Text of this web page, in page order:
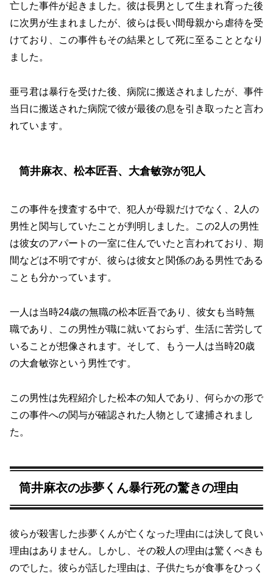
亡した事件が起きました。彼は長男として生まれ育った後
に次男が生まれましたが、彼らは長い間母親から虐待を受
けており、この事件もその結果として死に至ることとなり
ました。
亜弓君は暴行を受けた後、病院に搬送されましたが、事件
当日に搬送された病院で彼が最後の息を引き取ったと言わ
れています。
筒井麻衣、松本匠吾、大倉敏弥が犯人
この事件を捜査する中で、犯人が母親だけでなく、2人の
男性と関与していたことが判明しました。この2人の男性
は彼女のアパートの一室に住んでいたと言われており、期
間などは不明ですが、彼らは彼女と関係のある男性である
ことも分かっています。
一人は当時24歳の無職の松本匠吾であり、彼女も当時無
職であり、この男性が職に就いておらず、生活に苦労して
いることが想像されます。そして、もう一人は当時20歳
の大倉敏弥という男性です。
この男性は先程紹介した松本の知人であり、何らかの形で
この事件への関与が確認された人物として逮捕されまし
た。
筒井麻衣の歩夢くん暴行死の驚きの理由
彼らが殺害した歩夢くんが亡くなった理由には決して良い
理由はありません。しかし、その殺人の理由は驚くべきも
のでした。彼らが話した理由は、子供たちが食事をひっく